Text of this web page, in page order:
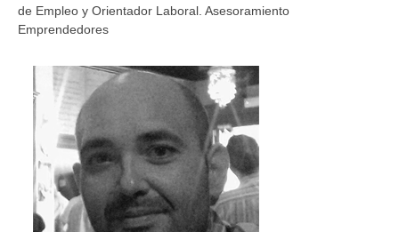
de Empleo y Orientador Laboral. Asesoramiento
Emprendedores